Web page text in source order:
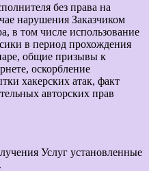
без права на
нарушения Заказчиком
в том числе использование
в период прохождения
общие призывы к
оскорбление
хакерских атак, факт
авторских прав
Услуг установленные